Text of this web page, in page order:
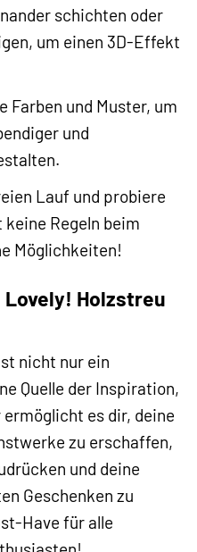
schichten oder
um einen 3D-Effekt
Farben und Muster, um
und
Lauf und probiere
keine Regeln beim
Möglichkeiten!
Lovely! Holzstreu
nicht nur ein
Quelle der Inspiration,
es dir, deine
zu erschaffen,
und deine
Geschenken zu
Have für alle